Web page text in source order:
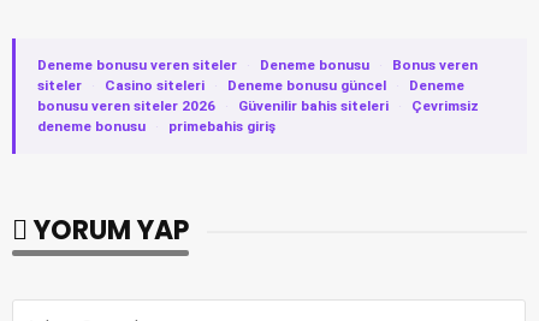
Deneme bonusu veren siteler · Deneme bonusu ·
Bonus veren
siteler
· Casino siteleri · Deneme bonusu güncel ·
Deneme
bonusu veren siteler 2026
· Güvenilir bahis siteleri ·
Çevrimsiz
deneme bonusu
· primebahis giriş
YORUM YAP